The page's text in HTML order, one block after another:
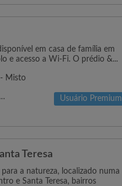
em casa de família em
e acesso a Wi-Fi. O prédio &...
Misto
Usuário Premium
Teresa
a natureza, localizado numa
e Santa Teresa, bairros